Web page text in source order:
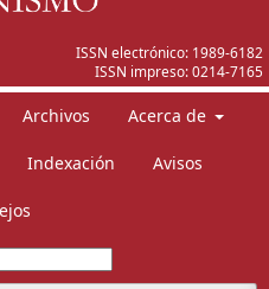
ISSN electrónico: 1989-6182
ISSN impreso:0214-7165
Archivos Acerca de
Indexación Avisos